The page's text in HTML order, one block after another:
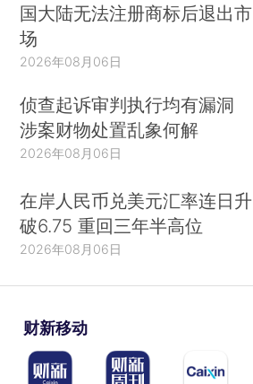
国大陆无法注册商标后退出市
场
2026年08月06日
侦查起诉审判执行均有漏洞
涉案财物处置乱象何解
2026年08月06日
在岸人民币兑美元汇率连日升
破6.75 重回三年半高位
2026年08月06日
财新移动